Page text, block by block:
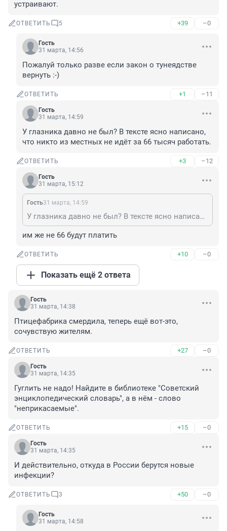
устраивают.
ОТВЕТИТЬ 5 +39 –0
Гость
31 марта, 14:56
Пожалуй только разве если закон о тунеядстве
вернуть :-)
ОТВЕТИТЬ +1 –11
Гость
31 марта, 14:59
У глазника давно не был? В тексте ясно написано,
что никто из местных не идёт за 66 тысяч работать.
ОТВЕТИТЬ +3 –12
Гость
31 марта, 15:12
Гость31 марта, 14:59
У глазника давно не был? В тексте ясно написано, что никто из местных не идёт за 66 тысяч работать.
им же не 66 будут платить
ОТВЕТИТЬ +10 –0
Показать ещё 2 ответа
Гость
31 марта, 14:38
Птицефабрика смердила, теперь ещё вот-это,
сочувствую жителям.
ОТВЕТИТЬ +27 –0
Гость
31 марта, 14:35
Гуглить не надо! Найдите в библиотеке "Советский
энциклопедический словарь", а в нём - слово
"неприкасаемые".
ОТВЕТИТЬ +15 –0
Гость
31 марта, 14:35
И действительно, откуда в России берутся новые
инфекции?
ОТВЕТИТЬ 3 +50 –0
Гость
31 марта, 14:58